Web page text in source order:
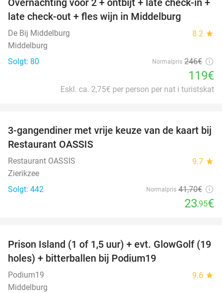
52%
late check-out + fles wijn in Middelburg
De Bij Middelburg 8.2 star
Middelburg
Solgt: 80
Normalpris 246€
119€
Eskl. ca. 2,75€ per person per nat i turistskat
43%
3-gangendiner met vrije keuze van de kaart bij
Restaurant OASSIS
Restaurant OASSIS 9.7 star
Zierikzee
Solgt: 442
Normalpris 41,70€
23,95€
36%
Prison Island (1 of 1,5 uur) + evt. GlowGolf (19
holes) + bitterballen bij Podium19
Podium19 9.6 star
Middelburg